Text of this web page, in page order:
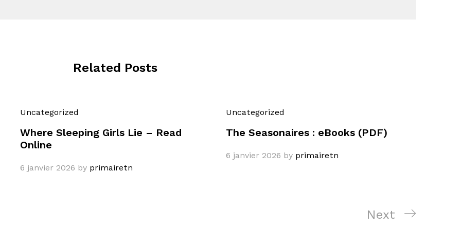
Related Posts
Uncategorized
Where Sleeping Girls Lie – Read
Online
6 janvier 2026 by primairetn
Uncategorized
The Seasonaires : eBooks (PDF)
6 janvier 2026 by primairetn
Next
Next